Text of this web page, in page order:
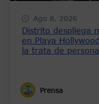
Ago 8, 2026
Distrito despliega
en Playa
la trata de personas y para
Prensa